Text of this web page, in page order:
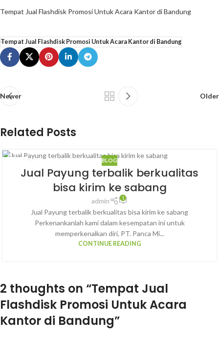
Tempat Jual Flashdisk Promosi Untuk Acara Kantor di Bandung
Tempat Jual Flashdisk Promosi Untuk Acara Kantor di Bandung
Newer Older
Related Posts
BLOG
Jual Payung terbalik berkualitas
bisa kirim ke sabang
admin 1
Jual Payung terbalik berkualitas bisa kirim ke sabang
Perkenankanlah kami dalam kesempatan ini untuk
memperkenalkan diri, PT. Panca Mi...
CONTINUE READING
2 thoughts on “Tempat Jual
Flashdisk Promosi Untuk Acara
Kantor di Bandung”